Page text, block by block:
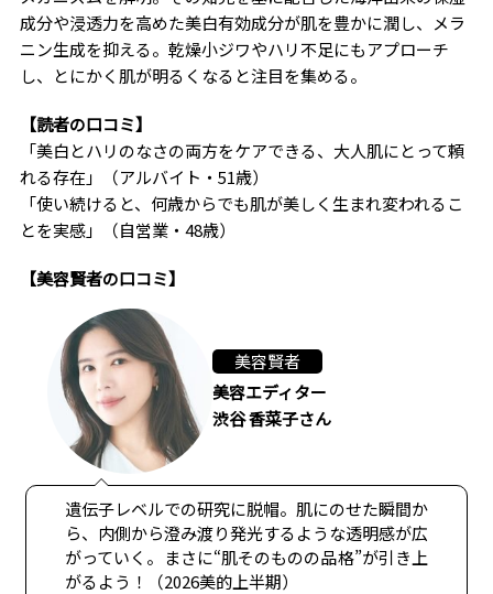
成分や浸透力を高めた美白有効成分が肌を豊かに潤し、メラ
ニン生成を抑える。乾燥小ジワやハリ不足にもアプローチ
し、とにかく肌が明るくなると注目を集める。
【読者の口コミ】
「美白とハリのなさの両方をケアできる、大人肌にとって頼
れる存在」（アルバイト・51歳）
「使い続けると、何歳からでも肌が美しく生まれ変われるこ
とを実感」（自営業・48歳）
【美容賢者の口コミ】
美容賢者
美容エディター
渋谷 香菜子さん
遺伝子レベルでの研究に脱帽。肌にのせた瞬間か
ら、内側から澄み渡り発光するような透明感が広
がっていく。まさに“肌そのものの品格”が引き上
がるよう！（2026美的上半期）